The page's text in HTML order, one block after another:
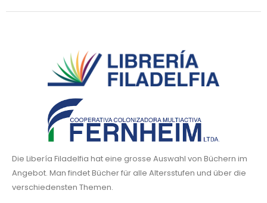
Die Libería Filadelfia hat eine grosse Auswahl von Büchern im
Angebot. Man findet Bücher für alle Altersstufen und über die
verschiedensten Themen.